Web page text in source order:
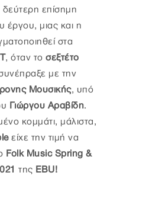
δεύτερη επίσημη
έργου, μιας και η
στα
, όταν το σεξτέτο
με την
Μουσικής, υπό
Γιώργου Αραβίδη.
κομμάτι, μάλιστα,
είχε την τιμή να
Folk Music Spring &
της EBU!